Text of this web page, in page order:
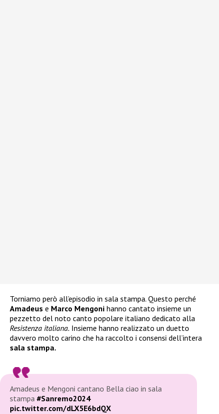
Torniamo però all’episodio in sala stampa. Questo perché
Amadeus e Marco Mengoni hanno cantato insieme un
pezzetto del noto canto popolare italiano dedicato alla
Resistenza italiana. Insieme hanno realizzato un duetto
davvero molto carino che ha raccolto i consensi dell’intera
sala stampa.
Amadeus e Mengoni cantano Bella ciao in sala
stampa #Sanremo2024
pic.twitter.com/dLX5E6bdQX